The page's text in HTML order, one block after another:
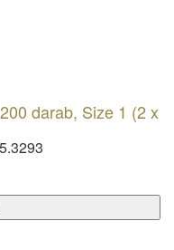
darab, Size 1 (2 x